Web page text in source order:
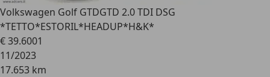
Volkswagen Golf GTDGTD 2.0 TDI DSG
*TETTO*ESTORIL*HEADUP*H&K*
€ 39.6001
11/2023
17.653 km